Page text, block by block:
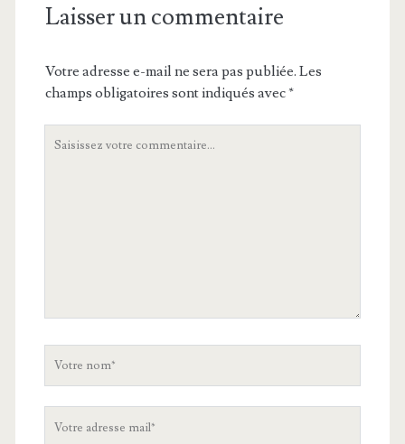
Laisser un commentaire
Votre adresse e-mail ne sera pas publiée. Les
champs obligatoires sont indiqués avec*